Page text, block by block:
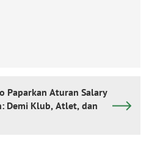
Paparkan Aturan Salary
Demi Klub, Atlet, dan